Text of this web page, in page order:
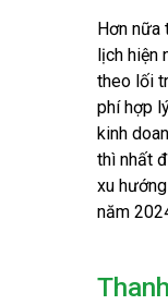
Hơn nữa
lịch hiện
theo lối
phí hợp
kinh
thì nhất
xu
năm